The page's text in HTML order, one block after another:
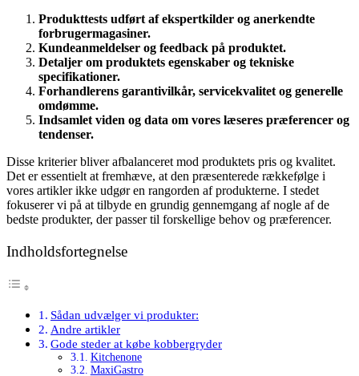
Produkttests udført af ekspertkilder og anerkendte
forbrugermagasiner.
Kundeanmeldelser og feedback på produktet.
Detaljer om produktets egenskaber og tekniske
specifikationer.
Forhandlerens garantivilkår, servicekvalitet og generelle
omdømme.
Indsamlet viden og data om vores læseres præferencer og
tendenser.
Disse kriterier bliver afbalanceret mod produktets pris og kvalitet.
Det er essentielt at fremhæve, at den præsenterede rækkefølge i
vores artikler ikke udgør en rangorden af produkterne. I stedet
fokuserer vi på at tilbyde en grundig gennemgang af nogle af de
bedste produkter, der passer til forskellige behov og præferencer.
Indholdsfortegnelse
Sådan udvælger vi produkter:
Andre artikler
Gode steder at købe kobbergryder
Kitchenone
MaxiGastro